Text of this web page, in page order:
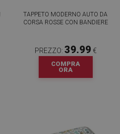
TAPPETO MODERNO AUTO DA
CORSA ROSSE CON BANDIERE
PREZZO: 39.99 €
COMPRA
ORA